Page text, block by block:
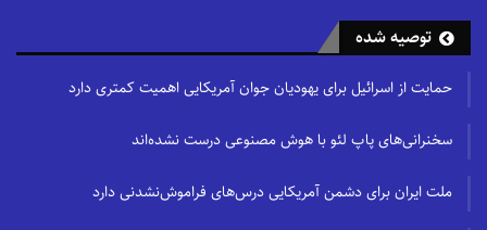
توصیه شده
حمایت از اسرائیل برای یهودیان جوان آمریکایی اهمیت کمتری دارد
سخنرانی‌های پاپ لئو با هوش مصنوعی درست نشده‌اند
ملت ایران برای دشمن آمریکایی درس‌های فراموش‌نشدنی دارد